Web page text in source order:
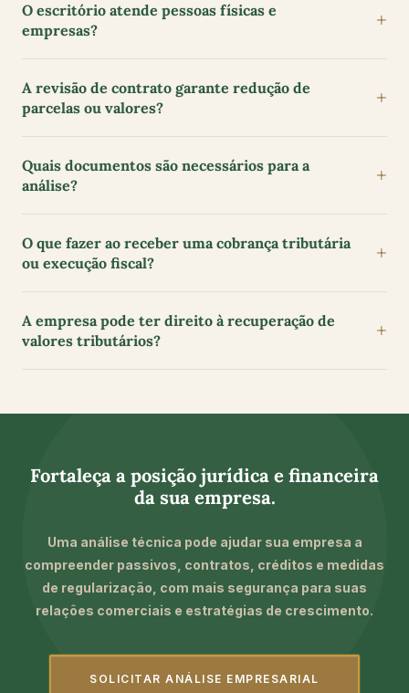
O escritório atende pessoas físicas e
empresas?
A revisão de contrato garante redução de
parcelas ou valores?
Quais documentos são necessários para a
análise?
O que fazer ao receber uma cobrança tributária
ou execução fiscal?
A empresa pode ter direito à recuperação de
valores tributários?
Fortaleça a posição jurídica e financeira
da sua empresa.
Uma análise técnica pode ajudar sua empresa a
compreender passivos, contratos, créditos e medidas
de regularização, com mais segurança para suas
relações comerciais e estratégias de crescimento.
SOLICITAR ANÁLISE EMPRESARIAL